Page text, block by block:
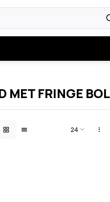
MET FRINGE